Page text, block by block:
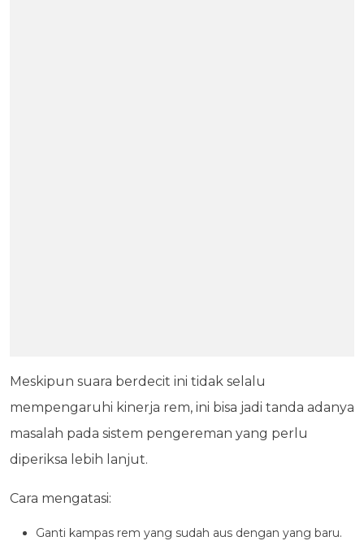
Meskipun suara berdecit ini tidak selalu
mempengaruhi kinerja rem, ini bisa jadi tanda adanya
masalah pada sistem pengereman yang perlu
diperiksa lebih lanjut.
Cara mengatasi:
Ganti kampas rem yang sudah aus dengan yang baru.